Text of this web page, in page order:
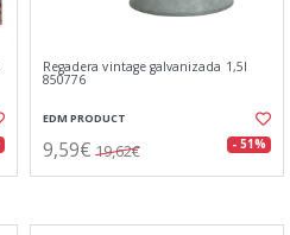
Regadera vintage galvanizada 1,5l
850776
EDM PRODUCT
9,59€ 19,62€ - 51%